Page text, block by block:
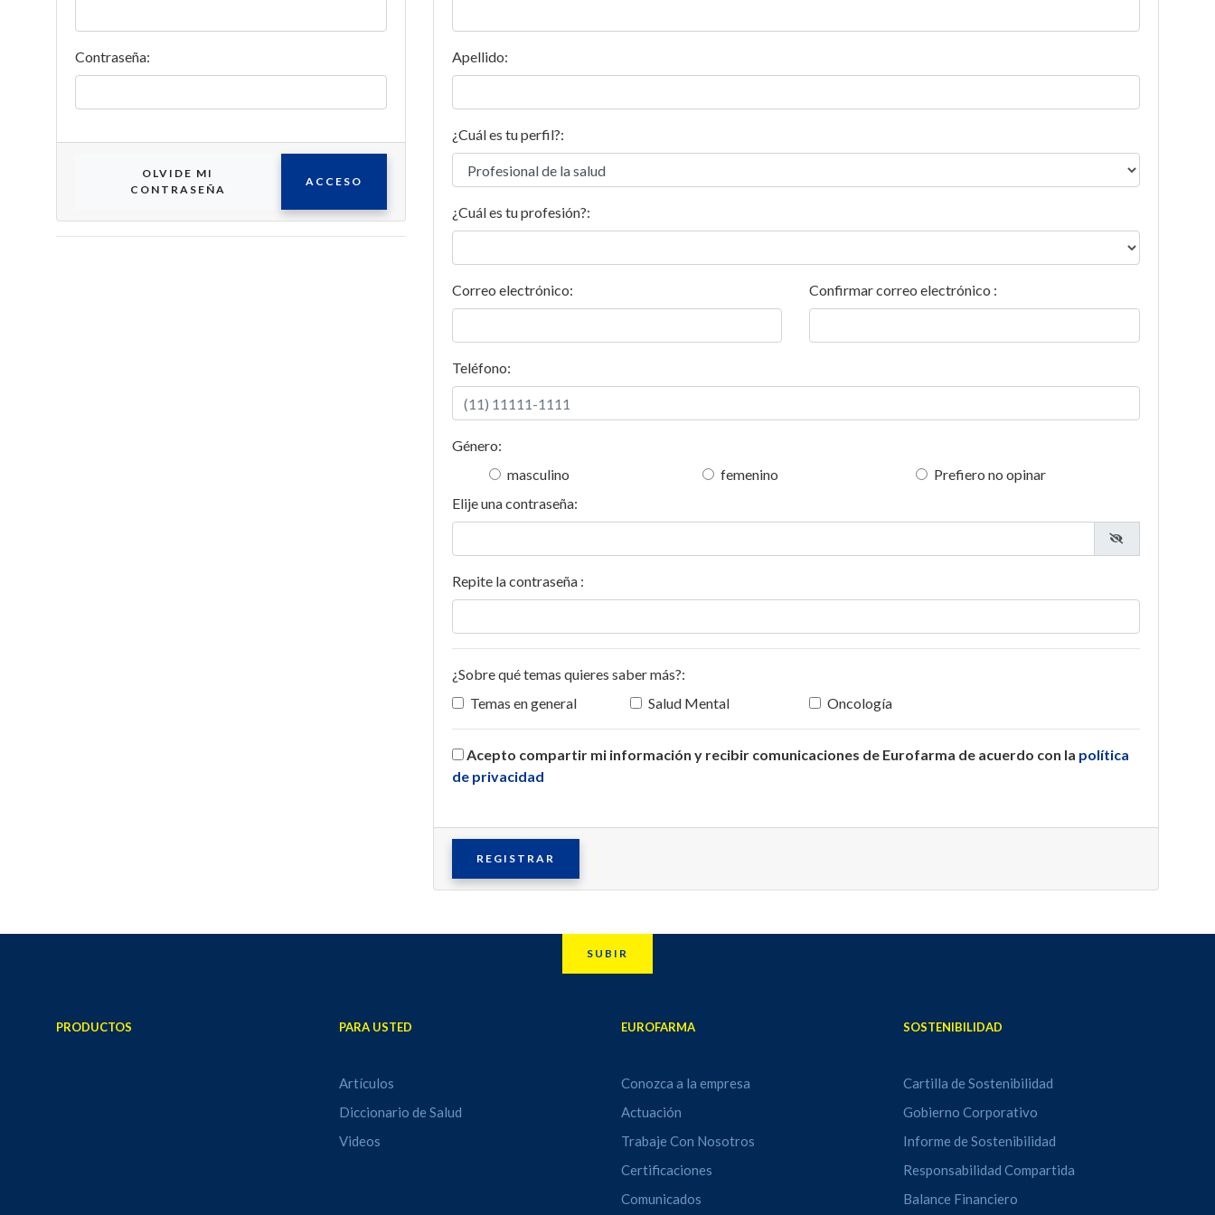
Contraseña:
OLVIDE MI
CONTRASEÑA
ACCESO
Apellido:
¿Cuál es tu perfil?:
¿Cuál es tu profesión?:
Correo electrónico: Confirmar correo electrónico :
Teléfono:
Género:
masculino
femenino
Prefiero no opinar
Elije una contraseña:
Repite la contraseña :
¿Sobre qué temas quieres saber más?:
Temas en general
Salud Mental Oncología
Acepto compartir mi información y recibir comunicaciones de Eurofarma de acuerdo con la política
de privacidad
REGISTRAR
SUBIR
PRODUCTOS PARA USTED
Artículos
Diccionario de Salud
Videos
EUROFARMA
Conozca a la empresa
Actuación
Trabaje Con Nosotros
Certificaciones
Comunicados
SOSTENIBILIDAD
Cartilla de Sostenibilidad
Gobierno Corporativo
Informe de Sostenibilidad
Responsabilidad Compartida
Balance Financiero